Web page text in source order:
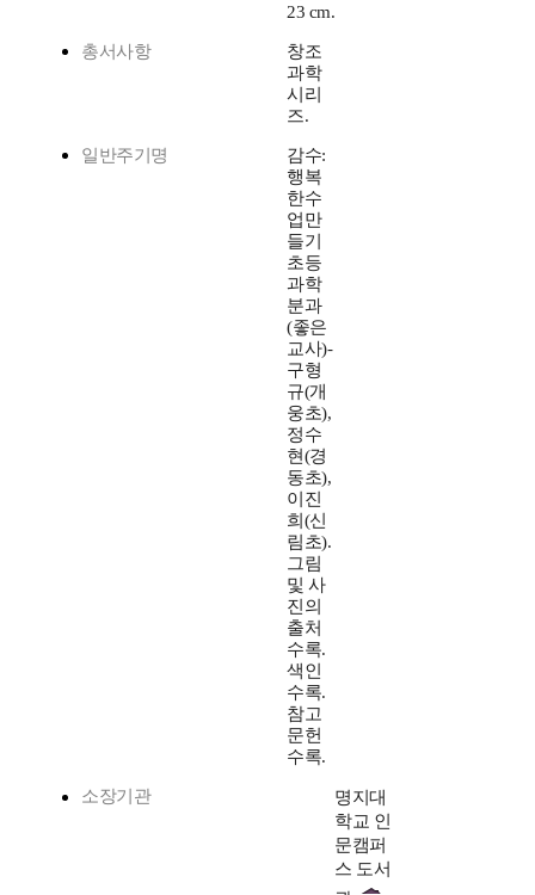
23 cm.
총서사항
창조
과학
시리
즈.
일반주기명
감수:
행복
한수
업만
들기
초등
과학
분과
(좋은
교사)-
구형
규(개
웅초),
정수
현(경
동초),
이진
희(신
림초).
그림
및 사
진의
출처
수록.
색인
수록.
참고
문헌
수록.
소장기관
명지대
학교 인
문캠퍼
스 도서